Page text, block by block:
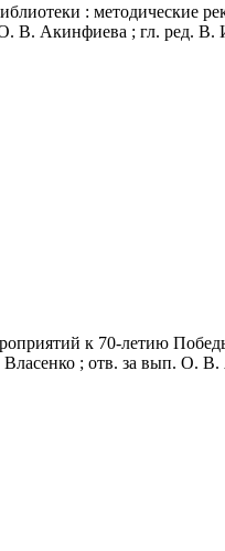
: методические
В. Акинфиева ; гл. ред. В.
к 70-летию
Власенко ; отв. за вып.